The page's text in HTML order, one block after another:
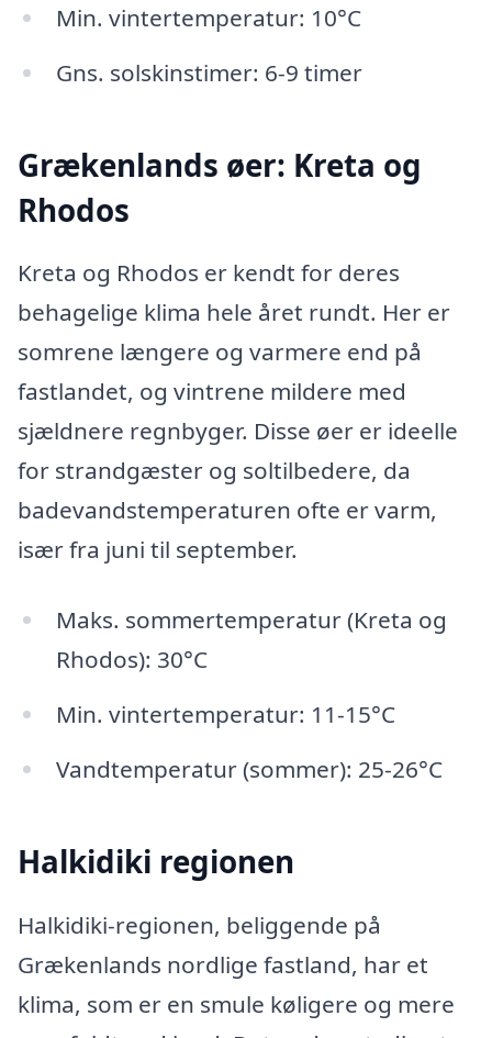
Min. vintertemperatur: 10°C
Gns. solskinstimer: 6-9 timer
Grækenlands øer: Kreta og
Rhodos
Kreta og Rhodos er kendt for deres
behagelige klima hele året rundt. Her er
somrene længere og varmere end på
fastlandet, og vintrene mildere med
sjældnere regnbyger. Disse øer er ideelle
for strandgæster og soltilbedere, da
badevandstemperaturen ofte er varm,
især fra juni til september.
Maks. sommertemperatur (Kreta og
Rhodos): 30°C
Min. vintertemperatur: 11-15°C
Vandtemperatur (sommer): 25-26°C
Halkidiki regionen
Halkidiki-regionen, beliggende på
Grækenlands nordlige fastland, har et
klima, som er en smule køligere og mere